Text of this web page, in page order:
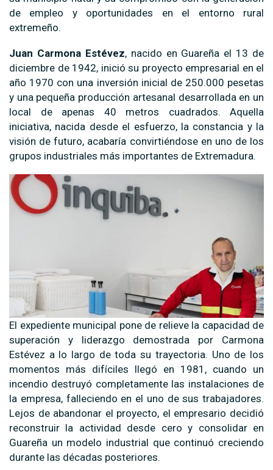
de empleo y oportunidades en el entorno rural
extremeño.
Juan Carmona Estévez, nacido en Guareña el 13 de
diciembre de 1942, inició su proyecto empresarial en el
año 1970 con una inversión inicial de 250.000 pesetas
y una pequeña producción artesanal desarrollada en un
local de apenas 40 metros cuadrados. Aquella
iniciativa, nacida desde el esfuerzo, la constancia y la
visión de futuro, acabaría convirtiéndose en uno de los
grupos industriales más importantes de Extremadura.
El expediente municipal pone de relieve la capacidad de
superación y liderazgo demostrada por Carmona
Estévez a lo largo de toda su trayectoria. Uno de los
momentos más difíciles llegó en 1981, cuando un
incendio destruyó completamente las instalaciones de
la empresa, falleciendo en el uno de sus trabajadores.
Lejos de abandonar el proyecto, el empresario decidió
reconstruir la actividad desde cero y consolidar en
Guareña un modelo industrial que continuó creciendo
durante las décadas posteriores.